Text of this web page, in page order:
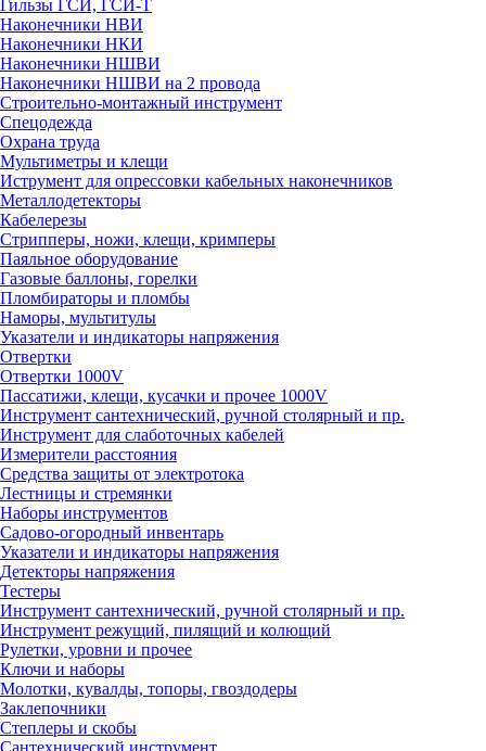
Гильзы ГСИ, ГСИ-Т
Наконечники НВИ
Наконечники НКИ
Наконечники НШВИ
Наконечники НШВИ на 2 провода
Строительно-монтажный инструмент
Спецодежда
Охрана труда
Мультиметры и клещи
Иструмент для опрессовки кабельных наконечников
Металлодетекторы
Кабелерезы
Стрипперы, ножи, клещи, кримперы
Паяльное оборудование
Газовые баллоны, горелки
Пломбираторы и пломбы
Наморы, мультитулы
Указатели и индикаторы напряжения
Отвертки
Отвертки 1000V
Пассатижи, клещи, кусачки и прочее 1000V
Инструмент сантехнический, ручной столярный и пр.
Инструмент для слаботочных кабелей
Измерители расстояния
Средства защиты от электротока
Лестницы и стремянки
Наборы инструментов
Садово-огородный инвентарь
Указатели и индикаторы напряжения
Детекторы напряжения
Тестеры
Инструмент сантехнический, ручной столярный и пр.
Инструмент режущий, пилящий и колющий
Рулетки, уровни и прочее
Ключи и наборы
Молотки, кувалды, топоры, гвоздодеры
Заклепочники
Степлеры и скобы
Сантехнический инструмент